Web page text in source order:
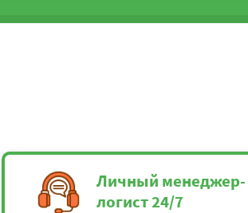
Личный менеджер-
логист 24/7